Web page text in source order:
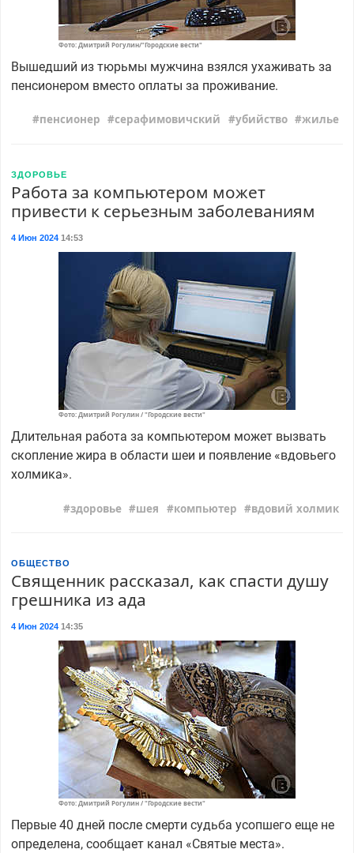
Фото: Дмитрий Рогулин/"Городские вести"
Вышедший из тюрьмы мужчина взялся ухаживать за
пенсионером вместо оплаты за проживание.
пенсионер серафимовичский убийство жилье
ЗДОРОВЬЕ
Работа за компьютером может
привести к серьезным заболеваниям
4 Июн 202414:53
Фото: Дмитрий Рогулин / "Городские вести"
Длительная работа за компьютером может вызвать
скопление жира в области шеи и появление «вдовьего
холмика».
здоровье шея компьютер вдовий холмик
ОБЩЕСТВО
Священник рассказал, как спасти душу
грешника из ада
4 Июн 202414:35
Фото: Дмитрий Рогулин / "Городские вести"
Первые 40 дней после смерти судьба усопшего еще не
определена, сообщает канал «Святые места».